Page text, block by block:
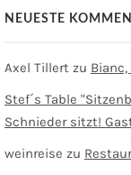
NEUESTE
Axel Tillert zu
Stef´s Table
Schnieder sitzt!
weinreise zu